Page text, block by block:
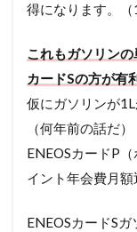
得になります。（
これもガソリン
カードSの方が有
仮にガソリンが
（何年前の話だ）
ENEOSカードP
イント年会費月
ENEOSカードS